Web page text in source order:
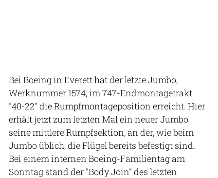
Bei Boeing in Everett hat der letzte Jumbo,
Werknummer 1574, im 747-Endmontagetrakt
"40-22" die Rumpfmontageposition erreicht. Hier
erhält jetzt zum letzten Mal ein neuer Jumbo
seine mittlere Rumpfsektion, an der, wie beim
Jumbo üblich, die Flügel bereits befestigt sind.
Bei einem internen Boeing-Familientag am
Sonntag stand der "Body Join" des letzten